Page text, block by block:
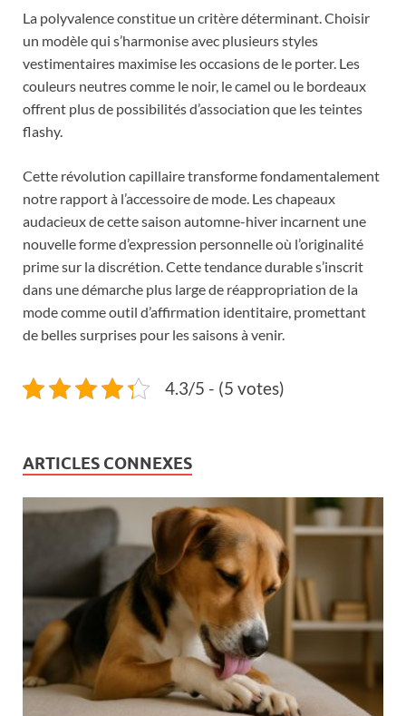
La polyvalence constitue un critère déterminant. Choisir
un modèle qui s’harmonise avec plusieurs styles
vestimentaires maximise les occasions de le porter. Les
couleurs neutres comme le noir, le camel ou le bordeaux
offrent plus de possibilités d’association que les teintes
flashy.
Cette révolution capillaire transforme fondamentalement
notre rapport à l’accessoire de mode. Les chapeaux
audacieux de cette saison automne-hiver incarnent une
nouvelle forme d’expression personnelle où l’originalité
prime sur la discrétion. Cette tendance durable s’inscrit
dans une démarche plus large de réappropriation de la
mode comme outil d’affirmation identitaire, promettant
de belles surprises pour les saisons à venir.
4.3/5 - (5 votes)
ARTICLES CONNEXES